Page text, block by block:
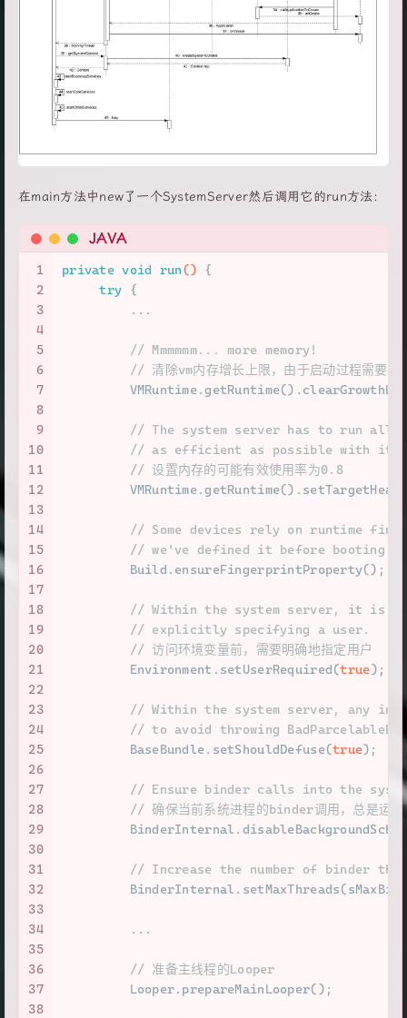
在main方法中new了一个SystemServer然后调用它的run方法：
JAVA
1
2
3
4
5
6
7
8
9
10
11
12
13
14
15
16
17
18
19
20
21
22
23
24
25
26
27
28
29
30
31
32
33
34
35
36
37
38
private void run() {
try {
         ...
// Mmmmmm... more memory!
// 清除vm内存增长上限，由于启动过程需要较
// The system server has to run all
// as efficient as possible with its
// 设置内存的可能有效使用率为0.8
// Some devices rely on runtime
// we've defined it before booting
         Build.ensureFingerprintProperty();
// Within the system server, it is an
// explicitly specifying a user.
// 访问环境变量前，需要明确地指定用户
         Environment.setUserRequired(
true);
// Within the system server, any
// to avoid throwing
         BaseBundle.setShouldDefuse(
true);
// Ensure binder calls into the
// 确保当前系统进程的binder调用，总是
// Increase the number of binder
         ...
// 准备主线程的Looper
         Looper.prepareMainLooper();